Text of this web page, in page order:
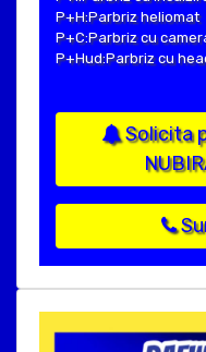
P+H:Parbriz heliomat
P+C:Parbriz cu
P+Hud:Parbriz cu
Solicita